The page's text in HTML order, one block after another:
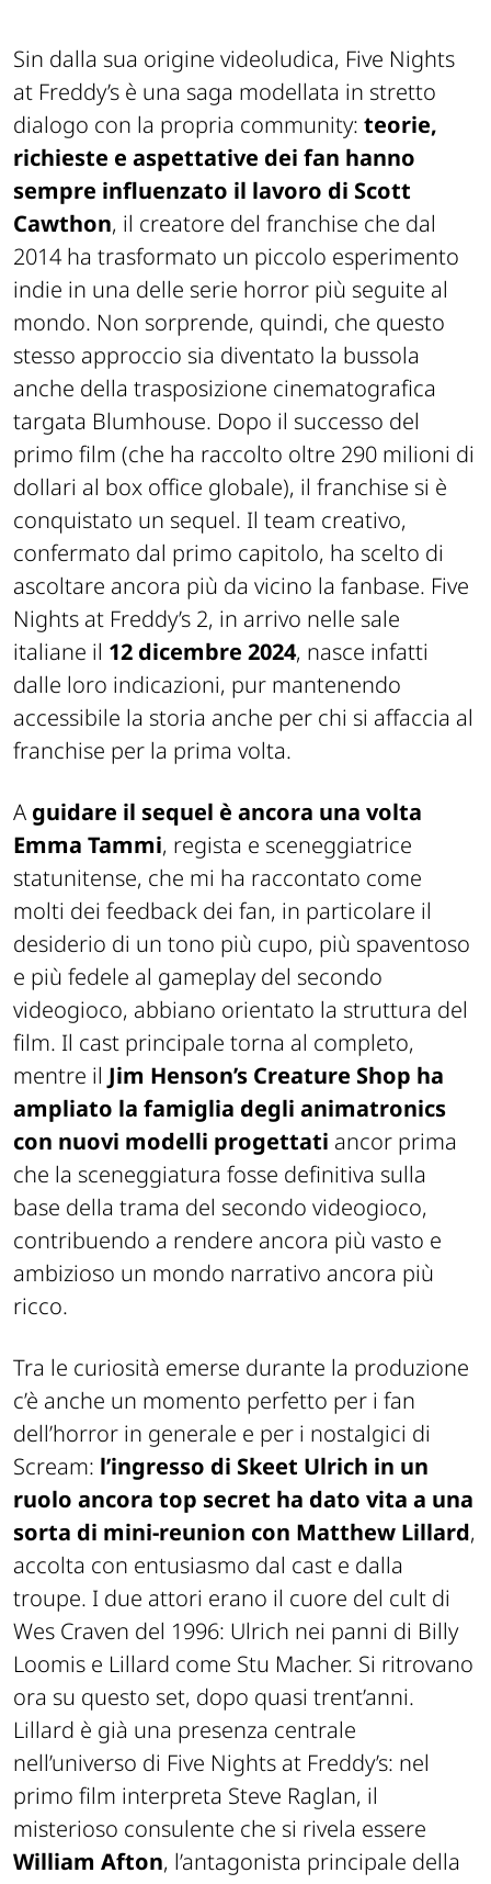
Sin dalla sua origine videoludica, Five Nights
at Freddy’s è una saga modellata in stretto
dialogo con la propria community: teorie,
richieste e aspettative dei fan hanno
sempre influenzato il lavoro di Scott
Cawthon, il creatore del franchise che dal
2014 ha trasformato un piccolo esperimento
indie in una delle serie horror più seguite al
mondo. Non sorprende, quindi, che questo
stesso approccio sia diventato la bussola
anche della trasposizione cinematografica
targata Blumhouse. Dopo il successo del
primo film (che ha raccolto oltre 290 milioni di
dollari al box office globale), il franchise si è
conquistato un sequel. Il team creativo,
confermato dal primo capitolo, ha scelto di
ascoltare ancora più da vicino la fanbase. Five
Nights at Freddy’s 2, in arrivo nelle sale
italiane il 12 dicembre 2024, nasce infatti
dalle loro indicazioni, pur mantenendo
accessibile la storia anche per chi si affaccia al
franchise per la prima volta.
A guidare il sequel è ancora una volta
Emma Tammi, regista e sceneggiatrice
statunitense, che mi ha raccontato come
molti dei feedback dei fan, in particolare il
desiderio di un tono più cupo, più spaventoso
e più fedele al gameplay del secondo
videogioco, abbiano orientato la struttura del
film. Il cast principale torna al completo,
mentre il Jim Henson’s Creature Shop ha
ampliato la famiglia degli animatronics
con nuovi modelli progettati ancor prima
che la sceneggiatura fosse definitiva sulla
base della trama del secondo videogioco,
contribuendo a rendere ancora più vasto e
ambizioso un mondo narrativo ancora più
ricco.
Tra le curiosità emerse durante la produzione
c’è anche un momento perfetto per i fan
dell’horror in generale e per i nostalgici di
Scream: l’ingresso di Skeet Ulrich in un
ruolo ancora top secret ha dato vita a una
sorta di mini-reunion con Matthew Lillard,
accolta con entusiasmo dal cast e dalla
troupe. I due attori erano il cuore del cult di
Wes Craven del 1996: Ulrich nei panni di Billy
Loomis e Lillard come Stu Macher. Si ritrovano
ora su questo set, dopo quasi trent’anni.
Lillard è già una presenza centrale
nell’universo di Five Nights at Freddy’s: nel
primo film interpreta Steve Raglan, il
misterioso consulente che si rivela essere
William Afton, l’antagonista principale della